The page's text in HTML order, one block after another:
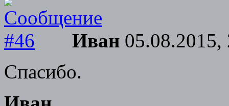
Иван 05.08.2015,
Спасибо.